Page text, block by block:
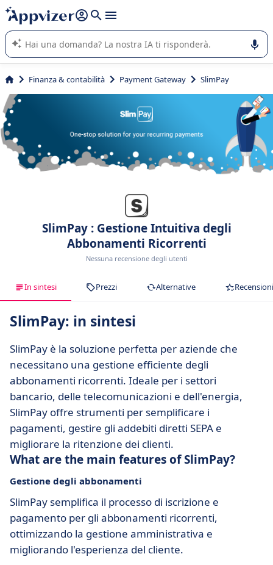
righe con
shift + enter
L'IA di Appvizer vi guida nell'utilizzo o nella scelta di un
software SaaS per la vostra azienda.
Finanza & contabilità Payment Gateway SlimPay
SlimPay : Gestione Intuitiva degli
Abbonamenti Ricorrenti
Nessuna recensione degli utenti
In sintesi Prezzi Alternative Recensioni
SlimPay: in sintesi
SlimPay è la soluzione perfetta per aziende che
necessitano una gestione efficiente degli
abbonamenti ricorrenti. Ideale per i settori
bancario, delle telecomunicazioni e dell'energia,
SlimPay offre strumenti per semplificare i
pagamenti, gestire gli addebiti diretti SEPA e
migliorare la ritenzione dei clienti.
What are the main features of SlimPay?
Gestione degli abbonamenti
SlimPay semplifica il processo di iscrizione e
pagamento per gli abbonamenti ricorrenti,
ottimizzando la gestione amministrativa e
migliorando l'esperienza del cliente.